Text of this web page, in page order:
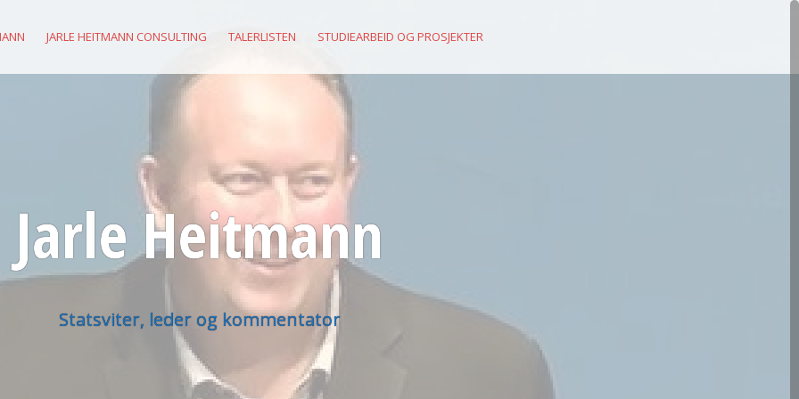
JARLE HEITMANN CONSULTING TALERLISTEN STUDIEARBEID OG PROSJEKTER
Jarle Heitmann
Statsviter, leder og kommentator